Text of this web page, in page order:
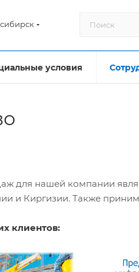
условия
нашей компании
и Киргизии. Также
клиентов: